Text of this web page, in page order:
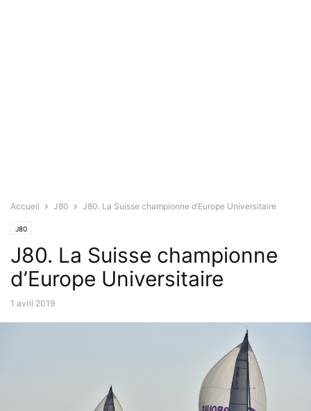
Accueil J80 J80. La Suisse championne d’Europe Universitaire
J80
J80. La Suisse championne
d’Europe Universitaire
1 avril 2019